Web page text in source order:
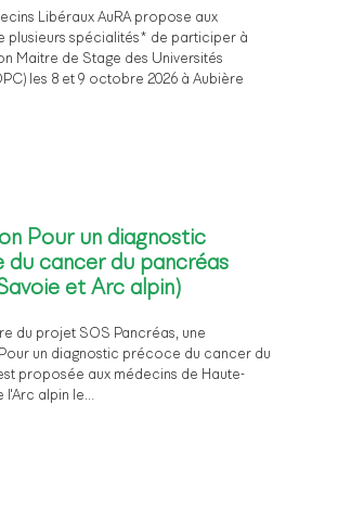
Libéraux AuRA propose aux
plusieurs spécialités* de participer à
Maitre de Stage des Universités
les 8 et 9 octobre 2026 à Aubière
Pour un diagnostic
du cancer du pancréas
et Arc alpin)
du projet SOS Pancréas, une
un diagnostic précoce du cancer du
proposée aux médecins de Haute-
l'Arc alpin le…